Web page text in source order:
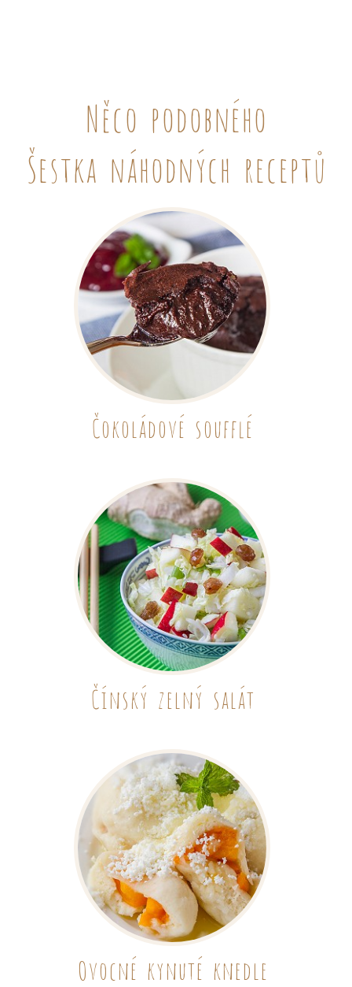
Něco podobného
Šestka náhodných receptů
Čokoládové soufflé
Čínský zelný salát
Ovocné kynuté knedle